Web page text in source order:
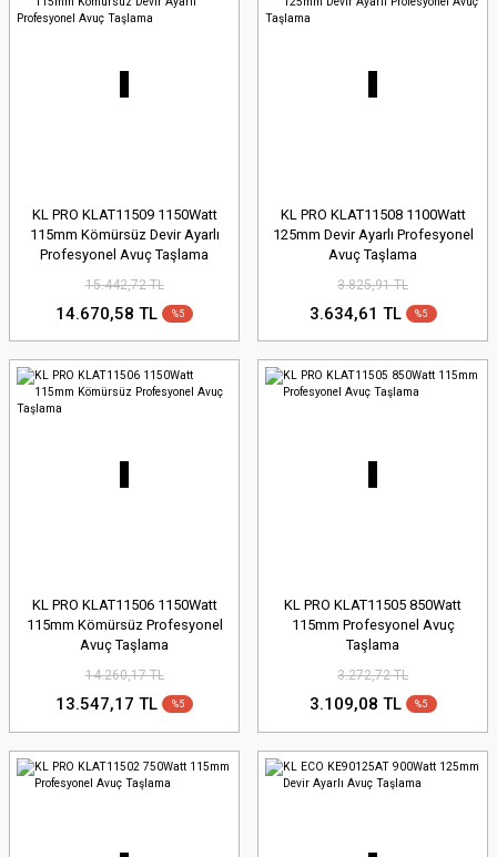
KL PRO KLAT11509 1150Watt
115mm Kömürsüz Devir Ayarlı
Profesyonel Avuç Taşlama
15.442,72 TL
14.670,58 TL %5
KL PRO KLAT11508 1100Watt
125mm Devir Ayarlı Profesyonel
Avuç Taşlama
3.825,91 TL
3.634,61 TL %5
KL PRO KLAT11506 1150Watt
115mm Kömürsüz Profesyonel
Avuç Taşlama
14.260,17 TL
13.547,17 TL %5
KL PRO KLAT11505 850Watt
115mm Profesyonel Avuç
Taşlama
3.272,72 TL
3.109,08 TL %5